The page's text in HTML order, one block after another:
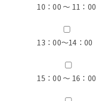
10：00 ～ 11：00
13：00〜14：00
15：00 ～ 16：00